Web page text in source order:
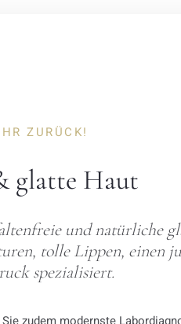
ZURÜCK!
glatte Haut
und natürliche
tolle Lippen, einen
spezialisiert.